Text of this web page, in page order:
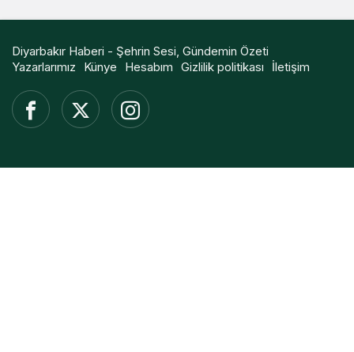
Diyarbakır Haberi - Şehrin Sesi, Gündemin Özeti
Yazarlarımız
Künye Hesabım Gizlilik politikası İletişim